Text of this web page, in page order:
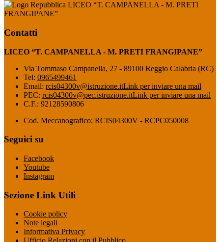
LICEO “T. CAMPANELLA - M. PRETI
FRANGIPANE”
Contatti
LICEO “T. CAMPANELLA - M. PRETI FRANGIPANE”
Via Tommaso Campanella, 27 - 89100 Reggio Calabria (RC)
Tel: 0965499461
Email: rcis04300v@istruzione.itLink per inviare una mail
PEC: rcis04300v@pec.istruzione.itLink per inviare una mail
C.F.: 92128590806
Cod. Meccanografico: RCIS04300V - RCPC050008
Seguici su
Facebook
Youtube
Instagram
Sezione Link Utili
Cookie policy
Note legali
Informativa Privacy